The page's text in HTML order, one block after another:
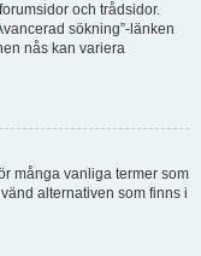
och trådsidor.
sökning”-länken
nås kan variera
många vanliga termer som
alternativen som finns i